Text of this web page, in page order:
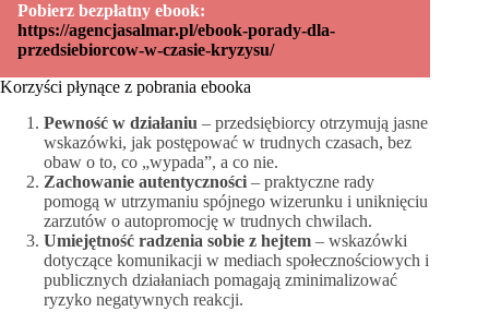
Pobierz bezpłatny ebook:
https://agencjasalmar.pl/ebook-porady-dla-
przedsiebiorcow-w-czasie-kryzysu/
Korzyści płynące z pobrania ebooka
Pewność w działaniu – przedsiębiorcy otrzymują jasne
wskazówki, jak postępować w trudnych czasach, bez
obaw o to, co „wypada”, a co nie.
Zachowanie autentyczności – praktyczne rady
pomogą w utrzymaniu spójnego wizerunku i uniknięciu
zarzutów o autopromocję w trudnych chwilach.
Umiejętność radzenia sobie z hejtem – wskazówki
dotyczące komunikacji w mediach społecznościowych i
publicznych działaniach pomagają zminimalizować
ryzyko negatywnych reakcji.